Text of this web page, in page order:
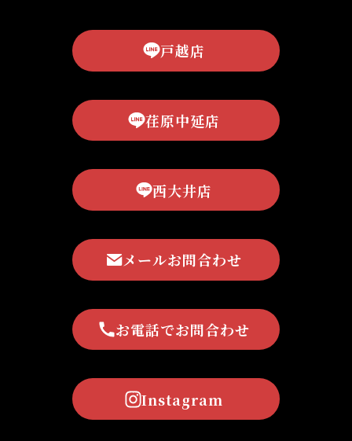
戸越店
荏原中延店
西大井店
メールお問合わせ
お電話でお問合わせ
Instagram